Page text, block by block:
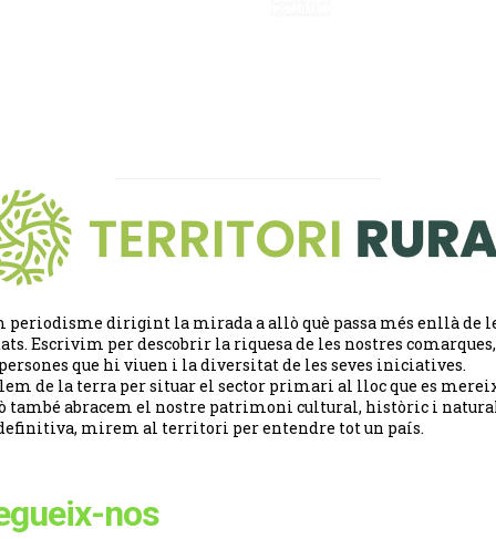
periodisme dirigint la mirada a allò què passa més enllà de
Escrivim per descobrir la riquesa de les nostres
que hi viuen i la diversitat de les seves iniciatives.
de la terra per situar el sector primari al lloc que es
també abracem el nostre patrimoni cultural, històric i
mirem al territori per entendre tot un país.
nos